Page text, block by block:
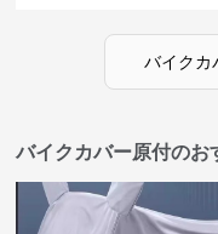
バイクカ
バイクカバー原付のお